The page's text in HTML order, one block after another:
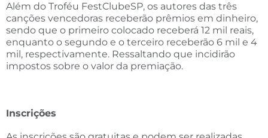
Além do Troféu FestClubeSP, os autores das três
canções vencedoras receberão prêmios em dinheiro,
sendo que o primeiro colocado receberá 12 mil reais,
enquanto o segundo e o terceiro receberão 6 mil e 4
mil, respectivamente. Ressaltando que incidirão
impostos sobre o valor da premiação.
Inscrições